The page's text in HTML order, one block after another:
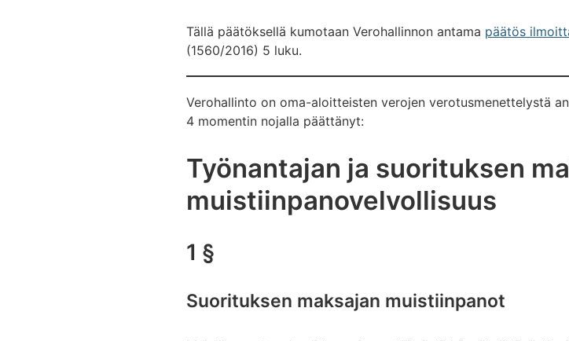
Tällä päätöksellä kumotaan Verohallinnon antama päätös
(1560/2016) 5 luku.
Verohallinto on oma-aloitteisten verojen verotusmenettelystä
4 momentin nojalla päättänyt:
Työnantajan ja suorituksen
muistiinpanovelvollisuus
1 §
Suorituksen maksajan muistiinpanot